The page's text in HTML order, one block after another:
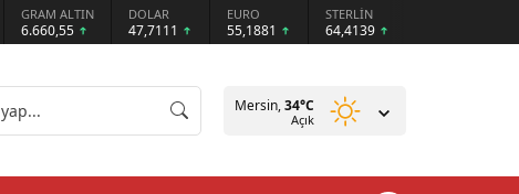
GRAM ALTIN
6.660,55
DOLAR
47,7111
EURO
55,1881
STERLİN
64,4139
Mersin,34°C
Açık